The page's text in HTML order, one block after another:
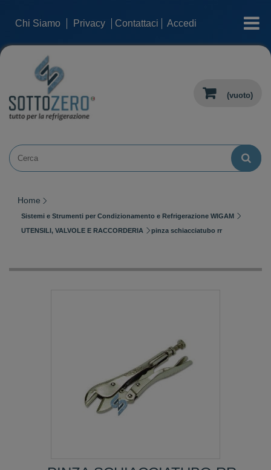
Chi Siamo Privacy Contattaci Accedi categorie
(vuoto)
Home
Sistemi e Strumenti per Condizionamento e Refrigerazione WIGAM
UTENSILI, VALVOLE E RACCORDERIA
pinza schiacciatubo rr